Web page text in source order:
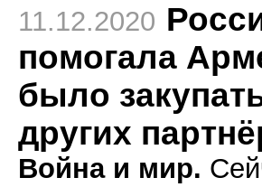
11.12.2020
помогала
было
других
Война и мир.